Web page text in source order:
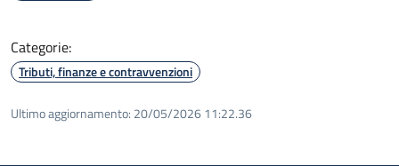
Categorie:
Tributi, finanze e contravvenzioni
Ultimo aggiornamento: 20/05/2026 11:22.36